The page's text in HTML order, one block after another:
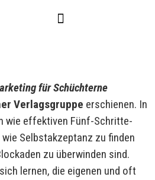
für Schüchterne
Verlagsgruppe erschienen. In
wie effektiven Fünf-Schritte-
Selbstakzeptanz zu finden
zu überwinden sind.
lernen, die eigenen und oft